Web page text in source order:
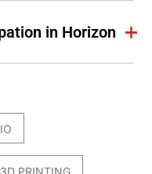
in Horizon
PRINTING